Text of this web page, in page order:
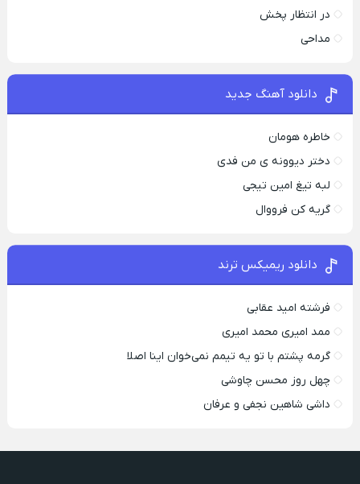
در انتظار پخش
مداحی
دانلود آهنگ جدید
خاطره هومان
دختر دیوونه‌ ی من فدی
لبه تیغ امین تیجی
گریه کن فرووال
دانلود ریمیکس ترند
فرشته امید عقابی
ممد امیری محمد امیری
گرمه پشتم با تو یه تیمم نمی‌خوان اینا اصلا
چهل روز محسن چاوشی
داشی شاهین نجفی و عرفان